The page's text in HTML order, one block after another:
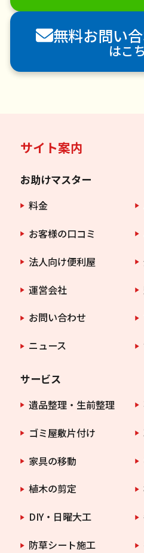
害虫
無料お問い
はこ
サイト案内
お助けマスター
料金
お客様の口コミ
法人向け便利屋
運営会社
お問い合わせ
ニュース
サービス
遺品整理・生前整理
ゴミ屋敷片付け
家具の移動
植木の剪定
DIY・日曜大工
防草シート施工